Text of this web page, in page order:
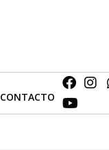
CONTACTO